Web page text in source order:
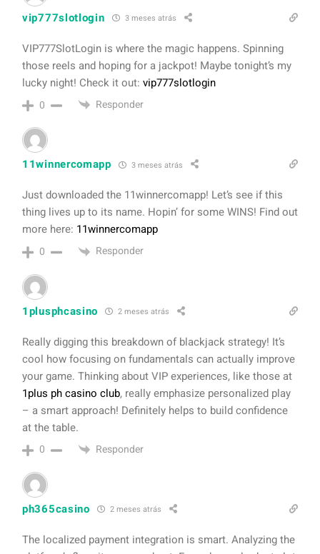
vip777slotlogin 3 meses atrás
VIP777SlotLogin is where the magic happens. Spinning
those reels and hoping for a jackpot! Maybe tonight’s my
lucky night! Check it out: vip777slotlogin
0 Responder
11winnercomapp 3 meses atrás
Just downloaded the 11winnercomapp! Let’s see if this
thing lives up to its name. Hopin’ for some WINS! Find out
more here: 11winnercomapp
0 Responder
1plusphcasino 2 meses atrás
Really digging this breakdown of blackjack strategy! It’s
cool how focusing on fundamentals can actually improve
your game. Thinking about VIP experiences, like those at
1plus ph casino club, really emphasize personalized play
– a smart approach! Definitely helps to build confidence
at the table.
0 Responder
ph365casino 2 meses atrás
The localized payment integration is smart. Analyzing the